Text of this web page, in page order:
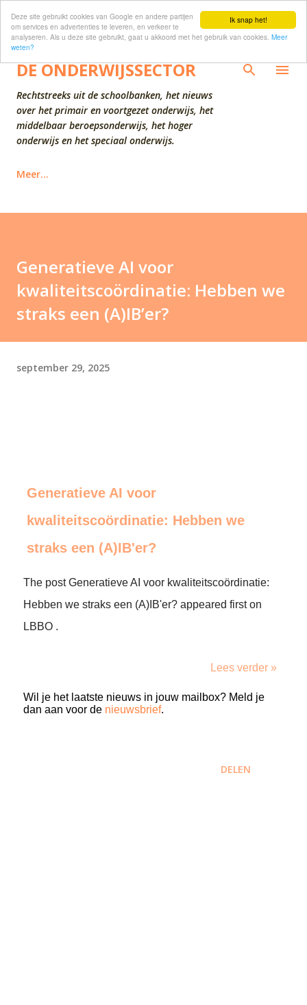
Ik snap het!
Deze site gebruikt cookies van Google en andere partijen
om services en advertenties te leveren, en verkeer te
analyseren. Als u deze site gebruikt, gaat u akkoord met het gebruik van cookies. Meer
weten?
Doorgaan naar hoofdcontent
DE ONDERWIJSSECTOR
Rechtstreeks uit de schoolbanken, het nieuws
over het primair en voortgezet onderwijs, het
middelbaar beroepsonderwijs, het hoger
onderwijs en het speciaal onderwijs.
Meer…
Generatieve AI voor
kwaliteitscoördinatie: Hebben we
straks een (A)IB’er?
september 29, 2025
Generatieve AI voor
kwaliteitscoördinatie: Hebben we
straks een (A)IB'er?
The post Generatieve AI voor kwaliteitscoördinatie:
Hebben we straks een (A)IB'er? appeared first on
LBBO .
Lees verder »
Wil je het laatste nieuws in jouw mailbox? Meld je
dan aan voor de nieuwsbrief.
DELEN